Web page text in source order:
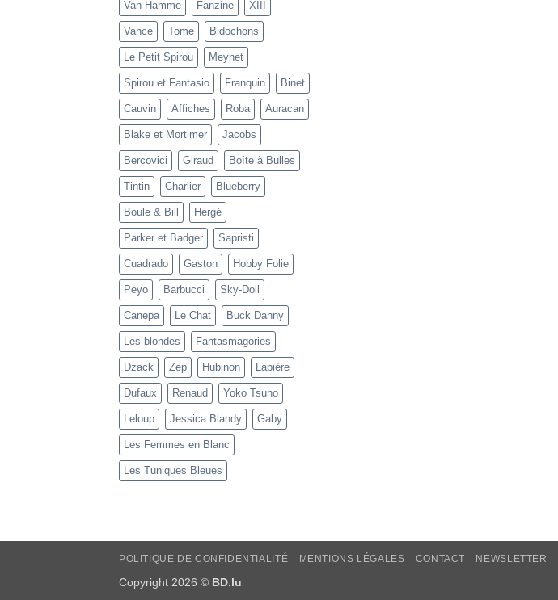
Van Hamme Fanzine XIII
Vance Tome Bidochons
Le Petit Spirou Meynet
Spirou et Fantasio Franquin Binet
Cauvin Affiches Roba Auracan
Blake et Mortimer Jacobs
Bercovici Giraud Boîte à Bulles
Tintin Charlier Blueberry
Boule & Bill Hergé
Parker et Badger Sapristi
Cuadrado Gaston Hobby Folie
Peyo Barbucci Sky-Doll
Canepa Le Chat Buck Danny
Les blondes Fantasmagories
Dzack Zep Hubinon Lapière
Dufaux Renaud Yoko Tsuno
Leloup Jessica Blandy Gaby
Les Femmes en Blanc
Les Tuniques Bleues
POLITIQUE DE CONFIDENTIALITÉ MENTIONS LÉGALES CONTACT NEWSLETTER
Copyright 2026 © BD.lu